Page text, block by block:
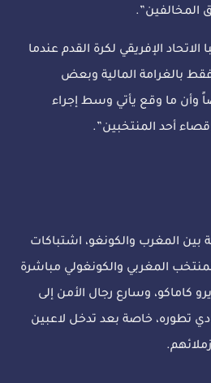
المخالفين”.
الإفريقي لكرة القدم عندما
بالغرامة المالية وبعض
وأن ما وقع يأتي وسط إجراء
أحد المنتخبين”.
بين المغرب والكونغو، اشتباكات
المغربي والكونغولي مباشرة
كاماكو، وسارع رجال الأمن إلى
تطوره، خاصة بعد تدخل لاعبين